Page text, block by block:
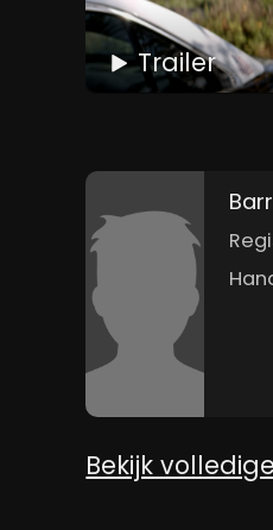
Trailer
Bekijk